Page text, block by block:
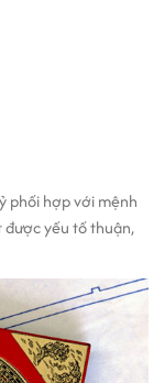
phối hợp với mệnh
được yếu tố thuận,